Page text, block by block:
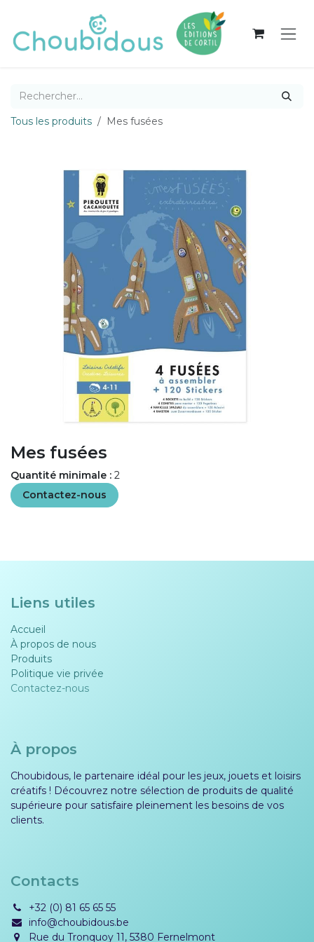
Tous les produits Mes fusées
Mes fusées
Quantité minimale : 2
Contactez-nous
Liens utiles
Accueil
À propos de nous
Produits
Politique vie privée​​
Contactez-nous
À propos
Choubidous, le partenaire idéal pour les jeux, jouets et loisirs
créatifs ! Découvrez notre sélection de produits de qualité
supérieure pour satisfaire pleinement les besoins de vos
clients.
Contacts
+32 (0) 81 65 65 55
info@choubidous.be
Rue du Tronquoy 11, 5380 Fernelmont